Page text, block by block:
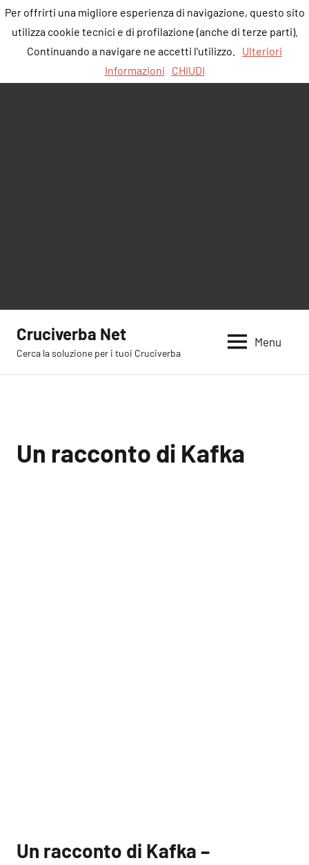
contenuto
Cruciverba Net
Cerca la soluzione per i tuoi Cruciverba
Menu
Un racconto di Kafka
Un racconto di Kafka –
Per offrirti una migliore esperienza di navigazione, questo sito
utilizza cookie tecnici e di profilazione (anche di terze parti).
Continuando a navigare ne accetti l'utilizzo.
Ulteriori
Informazioni
CHIUDI